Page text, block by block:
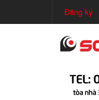
Đăng ký